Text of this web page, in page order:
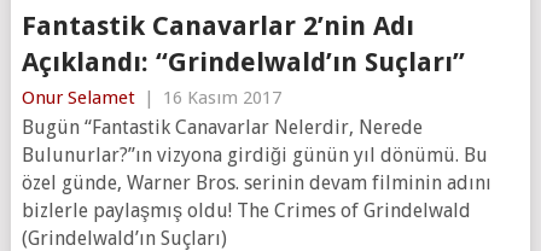
Fantastik Canavarlar 2’nin Adı
Açıklandı: “Grindelwald’ın Suçları”
Onur Selamet | 16 Kasım 2017
Bugün “Fantastik Canavarlar Nelerdir, Nerede
Bulunurlar?”ın vizyona girdiği günün yıl dönümü. Bu
özel günde, Warner Bros. serinin devam filminin adını
bizlerle paylaşmış oldu! The Crimes of Grindelwald
(Grindelwald’ın Suçları)